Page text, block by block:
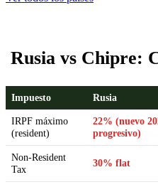
Rusia vs Chipre:
Impuesto Rusia
IRPF máximo
(resident)
22% (nuevo
progresivo)
Non-Resident
Tax
30% flat